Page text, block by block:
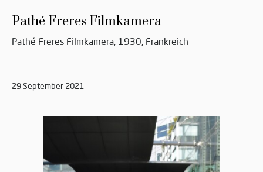
Pathé Freres Filmkamera
Pathé Freres Filmkamera, 1930, Frankreich
29 September 2021